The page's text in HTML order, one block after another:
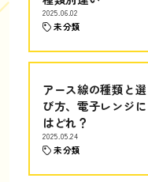
2025.06.02
未分類
アース線の種類と選
び方、電子レンジに
はどれ？
2025.05.24
未分類